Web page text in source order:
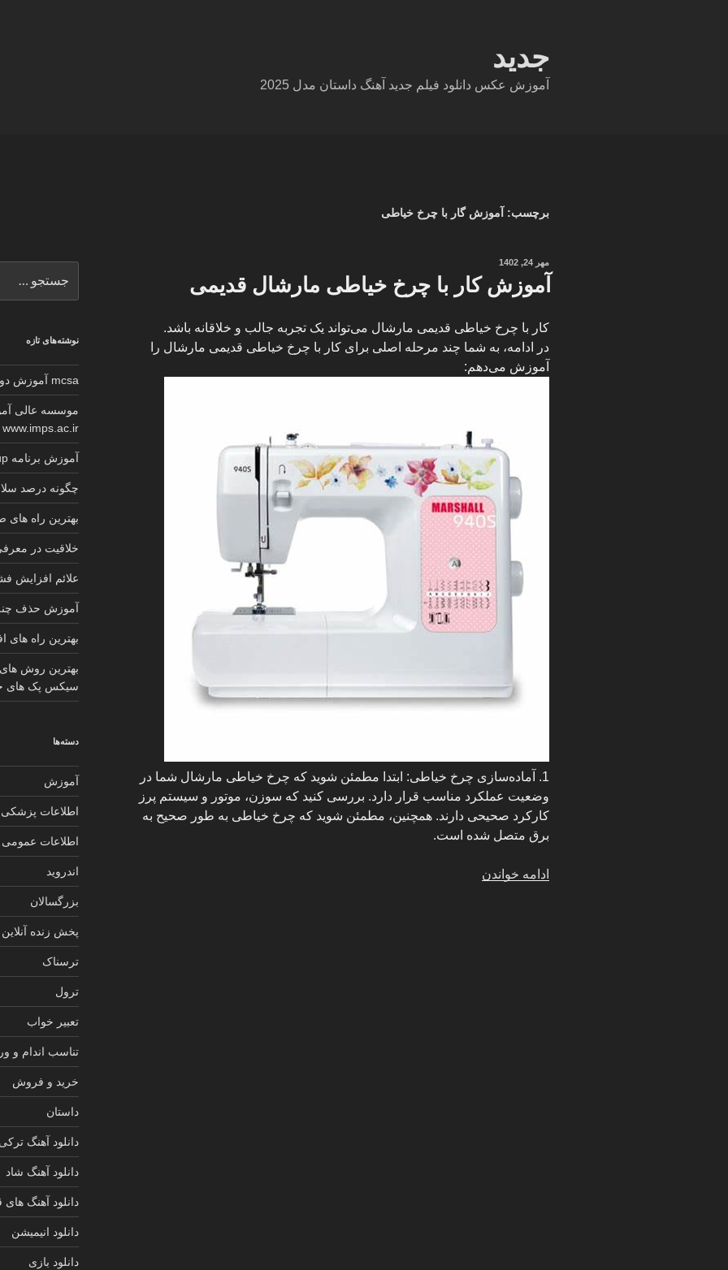
جدید
آموزش عکس دانلود فیلم جدید آهنگ داستان مدل 2025
برچسب: آموزش گار با چرخ خیاطی
نوشته‌شده
در
مهر 24, 1402
آموزش کار با چرخ خیاطی مارشال قدیمی
کار با چرخ خیاطی قدیمی مارشال می‌تواند یک تجربه جالب و خلاقانه باشد.
در ادامه، به شما چند مرحله اصلی برای کار با چرخ خیاطی قدیمی مارشال را
آموزش می‌دهم:
1. آماده‌سازی چرخ خیاطی: ابتدا مطمئن شوید که چرخ خیاطی مارشال شما در
وضعیت عملکرد مناسب قرار دارد. بررسی کنید که سوزن، موتور و سیستم پرز
کارکرد صحیحی دارند. همچنین، مطمئن شوید که چرخ خیاطی به طور صحیح به
برق متصل شده است.
ادامه خواندن
برای
نوشته‌های تازه
mcsa آموزش دوره کامل گواهینامه معتبر مایکروسافت
موسسه عالی
www.imps.ac.ir
آموزش برنامه sketchup کابینت 2025
چگونه درصد
بهترین راه
خلاقیت در
علائم افزایش
آموزش حذف
بهترین راه های
بهترین روش
سیکس پک های
دسته‌ها
آموزش
اطلاعات پزشکی
اطلاعات عمومی
اندروید
بزرگسالان
پخش زنده آنلاین
ترسناک
ترول
تعبیر خواب
تناسب اندام و
خرید و فروش
داستان
دانلود آهنگ
دانلود آهنگ شاد
دانلود آهنگ
دانلود انیمیشن
دانلود بازی